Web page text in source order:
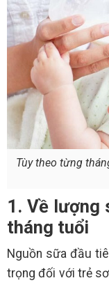
Tùy theo từng
1. Về lượng
tháng tuổi
Nguồn sữa đầu
trọng đối với trẻ